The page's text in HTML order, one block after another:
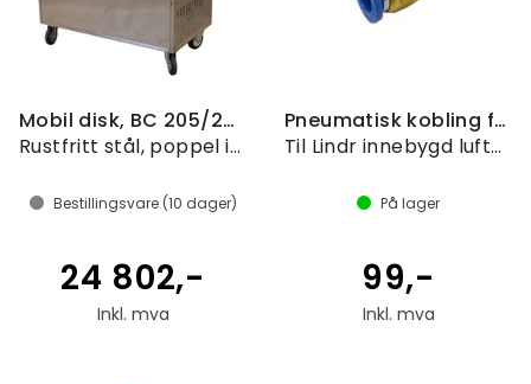
Mobil disk, BC 205/206
Rustfritt stål, poppel inside
Bestillingsvare (10 dager)
24 802,-
Inkl. mva
Pneumatisk kobling for 15RAS/30RAS
Til Lindr innebygd luftkompressor
På lager
99,-
Inkl. mva